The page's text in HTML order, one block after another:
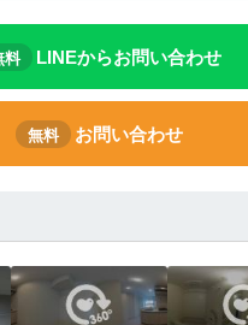
料 LINEからお問い合わせ
無料 お問い合わせ